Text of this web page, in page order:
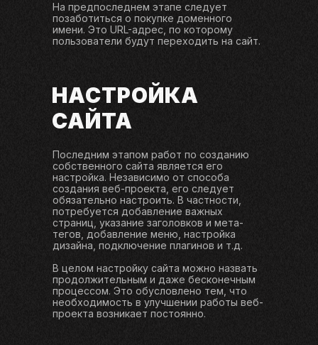
На предпоследнем этапе следует
позаботиться о покупке доменного
имени. Это URL-адрес, по которому
пользователи будут переходить на сайт.
НАСТРОЙКА
САЙТА
Последним этапом работ по созданию
собственного сайта является его
настройка. Независимо от способа
создания веб-проекта, его следует
обязательно настроить. В частности,
потребуется добавление важных
страниц, указание заголовков и мета-
тегов, добавление меню, настройка
дизайна, подключение плагинов и т.д.
В целом настройку сайта можно назвать
продолжительным и даже бесконечным
процессом. Это обусловлено тем, что
необходимость в улучшении работы веб-
проекта возникает постоянно.